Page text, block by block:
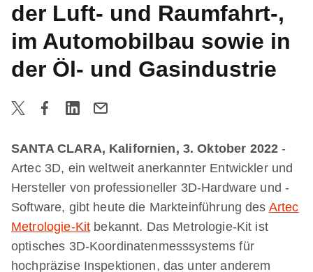
der Luft- und Raumfahrt-,
im Automobilbau sowie in
der Öl- und Gasindustrie
SANTA CLARA, Kalifornien, 3. Oktober 2022 -
Artec 3D, ein weltweit anerkannter Entwickler und
Hersteller von professioneller 3D-Hardware und -
Software, gibt heute die Markteinführung des Artec
Metrologie-Kit bekannt. Das Metrologie-Kit ist
optisches 3D-Koordinatenmesssystems für
hochpräzise Inspektionen, das unter anderem